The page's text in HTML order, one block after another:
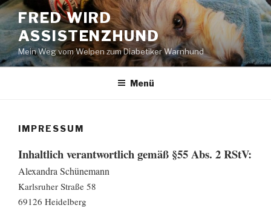
Zum
Inhalt
springen
FRED WIRD
ASSISTENZHUND
Mein Weg vom Welpen zum Diabetiker Warnhund
Menü
IMPRESSUM
Inhaltlich verantwortlich gemäß §55 Abs. 2 RStV:
Alexandra Schünemann
Karlsruher Straße 58
69126 Heidelberg